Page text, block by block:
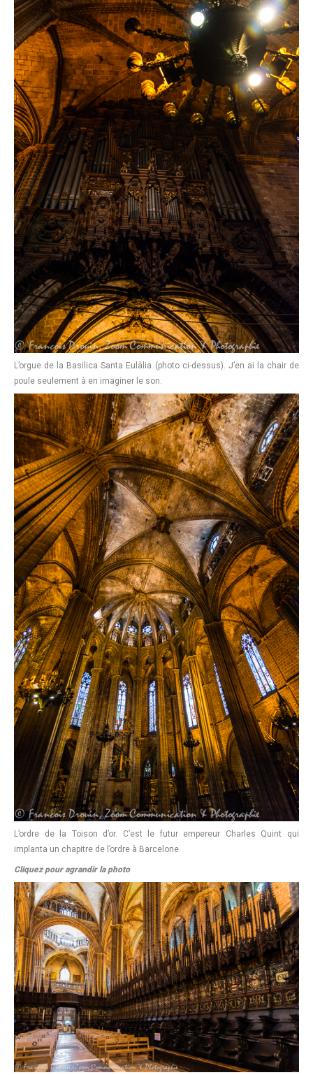
L’orgue de la Basilica Santa Eulàlia (photo ci-dessus). J’en ai la chair de
poule seulement à en imaginer le son.
L’ordre de la Toison d’or. C’est le futur empereur Charles Quint qui
implanta un chapitre de l’ordre à Barcelone.
Cliquez pour agrandir la photo